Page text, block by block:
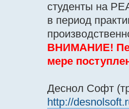
студенты на
в период
ВНИМАНИЕ!
мере
Деснол Софт
http://